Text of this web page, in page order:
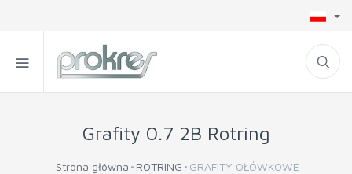
Grafity 0.7 2B Rotring
Strona główna ROTRING GRAFITY OŁÓWKOWE